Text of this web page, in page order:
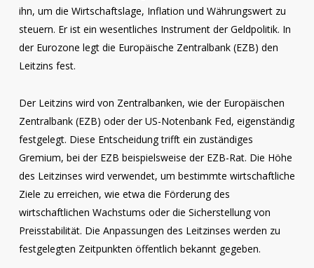
ihn, um die Wirtschaftslage, Inflation und Währungswert zu
steuern. Er ist ein wesentliches Instrument der Geldpolitik. In
der Eurozone legt die Europäische Zentralbank (EZB) den
Leitzins fest.
Der Leitzins wird von Zentralbanken, wie der Europäischen
Zentralbank (EZB) oder der US-Notenbank Fed, eigenständig
festgelegt. Diese Entscheidung trifft ein zuständiges
Gremium, bei der EZB beispielsweise der EZB-Rat. Die Höhe
des Leitzinses wird verwendet, um bestimmte wirtschaftliche
Ziele zu erreichen, wie etwa die Förderung des
wirtschaftlichen Wachstums oder die Sicherstellung von
Preisstabilität. Die Anpassungen des Leitzinses werden zu
festgelegten Zeitpunkten öffentlich bekannt gegeben.